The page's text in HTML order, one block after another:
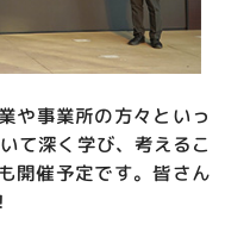
や事業所の方々といっ
て深く学び、考えるこ
開催予定です。皆さん